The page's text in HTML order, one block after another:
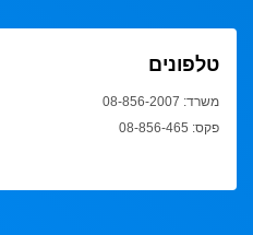
טלפונים
משרד: 08-856-2007
פקס: 08-856-465